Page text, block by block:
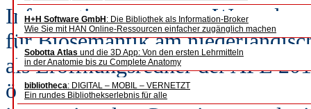
H+H Software GmbH : Die Bibliothek als Information-Broker
Wie Sie mit HAN Online-Ressourcen einfacher zugänglich machen
Sobotta Atlas und die 3D App: Von den ersten Lehrmitteln
in der Anatomie bis zu Complete Anatomy
bibliotheca: DIGITAL – MOBIL – VERNETZT
Ein rundes Bibliothekserlebnis für alle
Informationswesen zu. Wenn
für Biosemantik am
als Eröffnungsredner der APE
öffentlicher Finanzierung